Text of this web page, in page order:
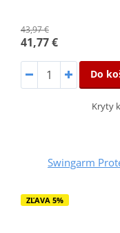
43,97 €
41,77 €
Do
Kryty
Swingarm
ZĽAVA 5%